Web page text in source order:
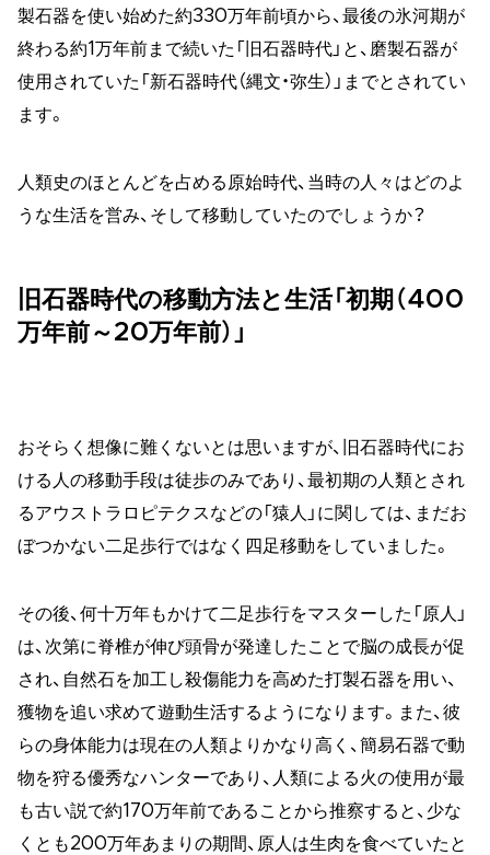
製石器を使い始めた約330万年前頃から、最後の氷河期が
終わる約1万年前まで続いた「旧石器時代」と、磨製石器が
使用されていた「新石器時代（縄文・弥生）」までとされてい
ます。
人類史のほとんどを占める原始時代、当時の人々はどのよ
うな生活を営み、そして移動していたのでしょうか？
旧石器時代の移動方法と生活「初期（400
万年前～20万年前）」
おそらく想像に難くないとは思いますが、旧石器時代にお
ける人の移動手段は徒歩のみであり、最初期の人類とされ
るアウストラロピテクスなどの「猿人」に関しては、まだお
ぼつかない二足歩行ではなく四足移動をしていました。
その後、何十万年もかけて二足歩行をマスターした「原人」
は、次第に脊椎が伸び頭骨が発達したことで脳の成長が促
され、自然石を加工し殺傷能力を高めた打製石器を用い、
獲物を追い求めて遊動生活するようになります。また、彼
らの身体能力は現在の人類よりかなり高く、簡易石器で動
物を狩る優秀なハンターであり、人類による火の使用が最
も古い説で約170万年前であることから推察すると、少な
くとも200万年あまりの期間、原人は生肉を食べていたと